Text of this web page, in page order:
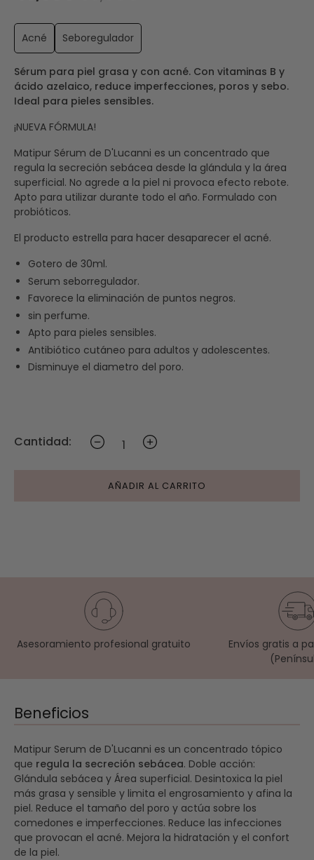
Acné Seboregulador
Sérum para piel grasa y con acné. Con vitaminas B y
ácido azelaico, reduce imperfecciones, poros y sebo.
Ideal para pieles sensibles.
¡NUEVA FÓRMULA!
Matipur Sérum de D'Lucanni es un concentrado que
regula la secreción sebácea desde la glándula y la área
superficial. No agrede a la piel ni provoca efecto rebote.
Apto para utilizar durante todo el año. Formulado con
probióticos.
El producto estrella para hacer desaparecer el acné.
Gotero de 30ml.
Serum seborregulador.
Favorece la eliminación de puntos negros.
sin perfume.
Apto para pieles sensibles.
Antibiótico cutáneo para adultos y adolescentes.
Disminuye el diametro del poro.
Cantidad:
AÑADIR AL CARRITO
Asesoramiento profesional gratuito
Envíos gratis a
Beneficios
Matipur Serum de D'Lucanni es un concentrado tópico
que regula la secreción sebácea. Doble acción:
Glándula sebácea y Área superficial. Desintoxica la piel
más grasa y sensible y limita el engrosamiento y afina la
piel. Reduce el tamaño del poro y actúa sobre los
comedones e imperfecciones. Reduce las infecciones
que provocan el acné. Mejora la hidratación y el confort
de la piel.